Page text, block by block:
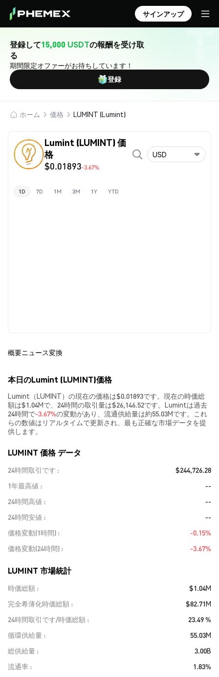
サインアップ
登録して15,000 USDTの報酬を受け取
る
期間限定オファーがお待ちしています！
登録
ホーム 価格 LUMINT (Lumint)
Lumint (LUMINT) 価
格
$0.01893-3.67%
USD
1D 7D 1M 3M 1Y YTD
概要ニュース変換
本日のLumint (LUMINT)価格
Lumint（LUMINT）の現在の価格は$0.01893です。現在の時価総
額は$1.04Mで、24時間の取引量は$26,146.52です。Lumintは過去
24時間で-3.67%の変動があり、流通供給量は約55.03Mです。これ
らの数値はリアルタイムで更新され、最も正確な市場データを提
供します。
LUMINT 価格 データ
24時間取引です
$244,726.28
1年最高値
--
24時間高値
--
24時間安値
--
価格変動(1時間)
-0.15%
価格変動(24時間)
-3.67%
LUMINT 市場統計
時価総額
$1.04M
完全希薄化時価総額
$82.71M
24時間取引です/時価総額
23.49 %
循環供給量
55.03M
総供給量
3.00B
流通率
1.83%